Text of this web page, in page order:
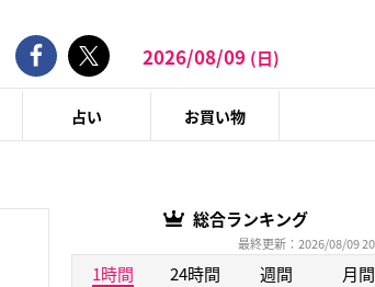
2026/08/09 (日)
占い お買い物
総合ランキング
最終更新：2026/08/09
1時間 24時間 週間 月間